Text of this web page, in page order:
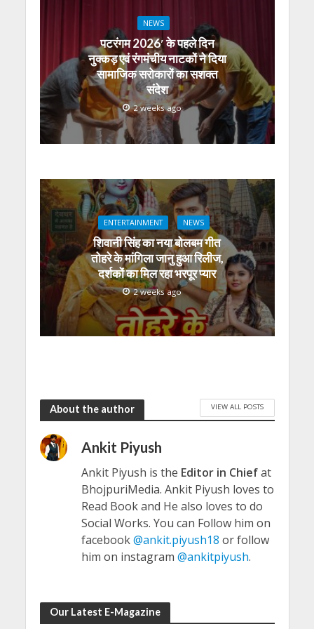
NEWS
पटरंगम 2026′ के पहले दिन
नुक्कड़ एवं रंगमंचीय नाटकों ने दिया
सामाजिक सरोकारों का सशक्त
संदेश
2 weeks ago
ENTERTAINMENT NEWS
शिवानी सिंह का नया बोलबम गीत
तोहरे के मांगिला जानु हुआ रिलीज,
दर्शकों का मिल रहा भरपूर प्यार
2 weeks ago
About the author VIEW ALL POSTS
Ankit Piyush
Ankit Piyush is the Editor in Chiefat
BhojpuriMedia. Ankit Piyush loves to
Read Book and He also loves to do
Social Works. You can Follow him on
facebook@ankit.piyush18 or follow
him on instagram @ankitpiyush.
Our Latest E-Magazine